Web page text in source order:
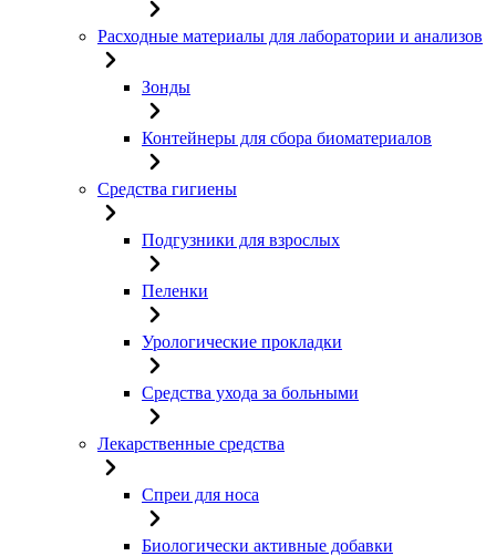
Расходные материалы для лаборатории и анализов
Зонды
Контейнеры для сбора биоматериалов
Средства гигиены
Подгузники для взрослых
Пеленки
Урологические прокладки
Средства ухода за больными
Лекарственные средства
Спреи для носа
Биологически активные добавки